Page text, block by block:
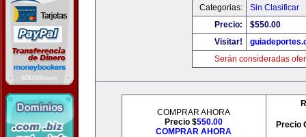
Categorias:
Sin Clasificar
Precio:
$550.00
Visitar!
Serán consideradas
COMPRAR AHORA
Precio $550.00
COMPRAR AHORA
Precio